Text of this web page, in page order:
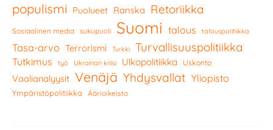
populismi Puolueet Ranska Retoriikka
Sosiaalinen media sukupuoli Suomi talous talouspolitiikka
Tasa-arvo Terrorismi Turkki Turvallisuuspolitiikka
Tutkimus työ Ukrainan kriisi Ulkopolitiikka Uskonto
Vaalianalyysit Venäjä Yhdysvallat Yliopisto
Ympäristöpolitiikka Äärioikeisto